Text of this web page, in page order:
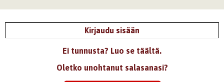
Kirjaudu sisään
Ei tunnusta? Luo se täältä.
Oletko unohtanut salasanasi?